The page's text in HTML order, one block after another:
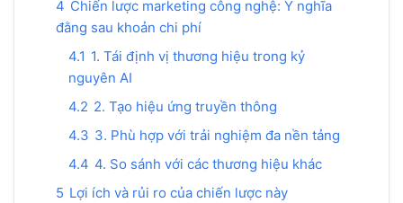
4 Chiến lược marketing công nghệ: Ý nghĩa
đằng sau khoản chi phí
4.1 1. Tái định vị thương hiệu trong kỷ
nguyên AI
4.2 2. Tạo hiệu ứng truyền thông
4.3 3. Phù hợp với trải nghiệm đa nền tảng
4.4 4. So sánh với các thương hiệu khác
5 Lợi ích và rủi ro của chiến lược này